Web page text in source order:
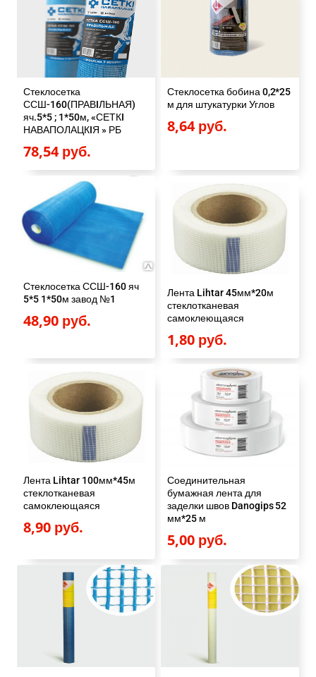
Стеклосетка
ССШ-160(ПРАВIЛЬНАЯ)
яч.5*5 ; 1*50м, «СЕТКI
НАВАПОЛАЦКIЯ » РБ
78,54руб.
Стеклосетка бобина 0,2*25
м для штукатурки Углов
8,64руб.
Стеклосетка ССШ-160 яч
5*5 1*50м завод №1
48,90 руб.
Лента Lihtar 45мм*20м
стеклотканевая
самоклеющаяся
1,80 руб.
Лента Lihtar 100мм*45м
стеклотканевая
самоклеющаяся
8,90 руб.
Соединительная
бумажная лента для
заделки швов Danogips 52
мм*25 м
5,00 руб.